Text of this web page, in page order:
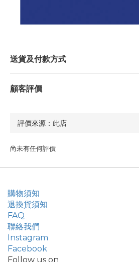
送貨及付款方式
顧客評價
尚未有任何評價
購物須知
退換貨須知
FAQ
聯絡我們
Instagram
Facebook
Follow us on